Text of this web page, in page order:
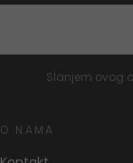
Slanjem ovog
O NAMA